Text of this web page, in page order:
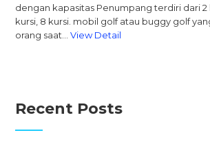
dengan kapasitas Penumpang terdiri dari 2
kursi, 8 kursi. mobil golf atau buggy golf
orang saat…View Detail
Recent Posts